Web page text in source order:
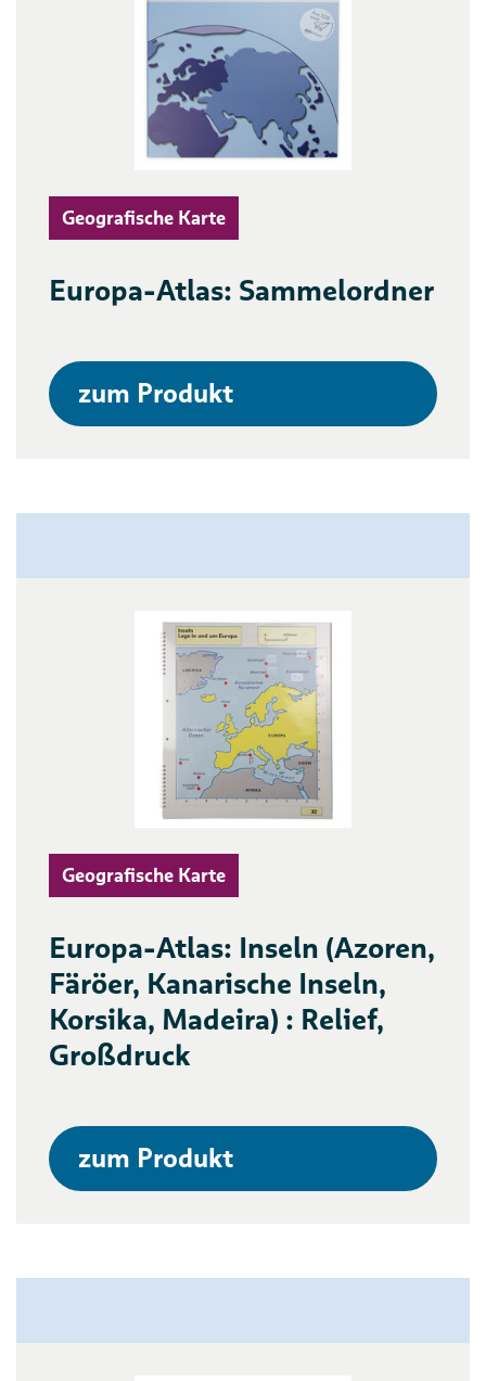
Geografische Karte
Europa-Atlas: Sammelordner
zum Produkt
Geografische Karte
Europa-Atlas: Inseln (Azoren,
Färöer, Kanarische Inseln,
Korsika, Madeira) : Relief,
Großdruck
zum Produkt